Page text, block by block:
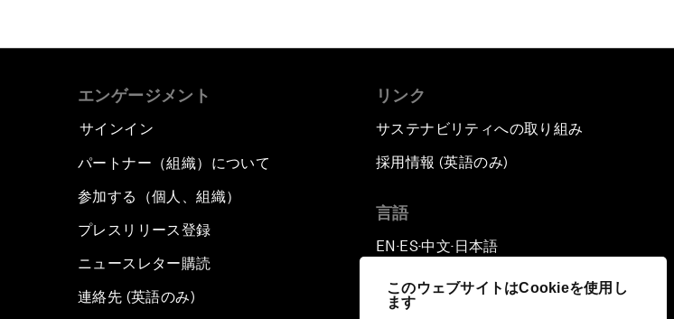
このウェブサイトはCookieを使用し
ます
エンゲージメント
サインイン
パートナー（組織）について
参加する（個人、組織）
プレスリリース登録
ニュースレター購読
連絡先 (英語のみ)
リンク
サステナビリティへの取り組み
採用情報 (英語のみ)
言語
EN ▪ ES▪中文▪ 日本語